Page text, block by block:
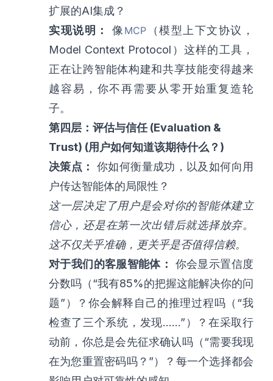
扩展的AI集成？
实现说明：
像 MCP（模型上下文协议，
Model Context Protocol）这样的工具，
正在让跨智能体构建和共享技能变得越来
越容易，你不再需要从零开始重复造轮
子。
第四层：评估与信任 (Evaluation &
Trust) (用户如何知道该期待什么？)
决策点：
你如何衡量成功，以及如何向用
户传达智能体的局限性？
这一层决定了用户是会对你的智能体建立
信心，还是在第一次出错后就选择放弃。
这不仅关乎准确，更关乎是否值得信赖。
对于我们的客服智能体：
你会显示置信度
分数吗（“我有85%的把握这能解决你的问
题”）？你会解释自己的推理过程吗（“我
检查了三个系统，发现……”）？在采取行
动前，你总是会先征求确认吗（“需要我现
在为您重置密码吗？”）？每一个选择都会